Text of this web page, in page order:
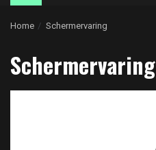
Home Schermervaring
Schermervaring